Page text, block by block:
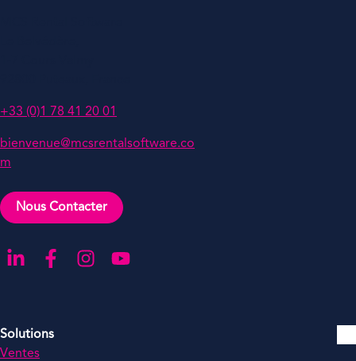
+33 (0)1 78 41 20 01
bienvenue@mcsrentalsoftware.co
m
Nous Contacter
Aller sur notre page LinkedIn
Aller sur notre page Facebook
Aller sur notre compte Instagram
Aller sur notre chaîne YouTube
Solutions
Ventes